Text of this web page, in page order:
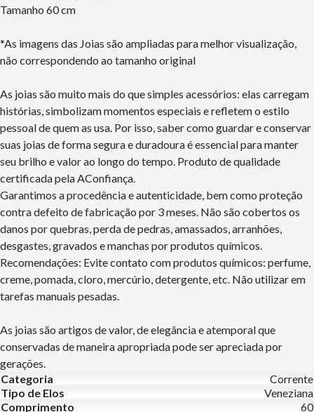
Tamanho 60 cm
*As imagens das Joias são ampliadas para melhor visualização,
não correspondendo ao tamanho original
As joias são muito mais do que simples acessórios: elas carregam
histórias, simbolizam momentos especiais e refletem o estilo
pessoal de quem as usa. Por isso, saber como guardar e conservar
suas joias de forma segura e duradoura é essencial para manter
seu brilho e valor ao longo do tempo. Produto de qualidade
certificada pela AConfiança.
Garantimos a procedência e autenticidade, bem como proteção
contra defeito de fabricação por 3 meses. Não são cobertos os
danos por quebras, perda de pedras, amassados, arranhões,
desgastes, gravados e manchas por produtos químicos.
Recomendações: Evite contato com produtos químicos: perfume,
creme, pomada, cloro, mercúrio, detergente, etc. Não utilizar em
tarefas manuais pesadas.
As joias são artigos de valor, de elegância e atemporal que
conservadas de maneira apropriada pode ser apreciada por
gerações.
Categoria
Corrente
Tipo de Elos
Veneziana
Comprimento
60